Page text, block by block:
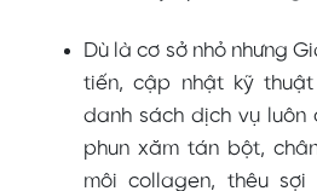
Dù là cơ sở nhỏ nhưng
tiến, cập nhật kỹ
danh sách dịch vụ luôn
phun xăm tán bột,
môi collagen, thêu